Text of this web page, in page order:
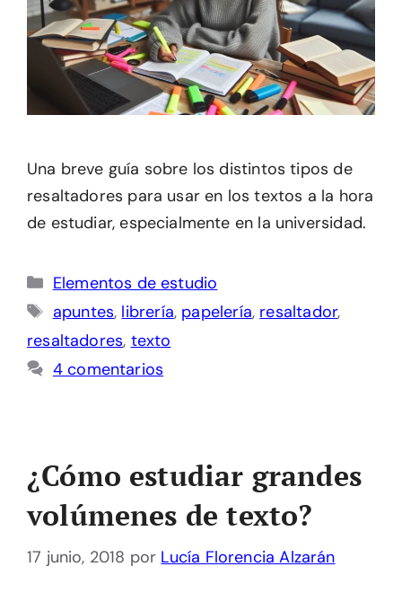
Una breve guía sobre los distintos tipos de
resaltadores para usar en los textos a la hora
de estudiar, especialmente en la universidad.
Categorías
Elementos de estudio
Etiquetas
apuntes, librería, papelería, resaltador,
resaltadores, texto
4 comentarios
¿Cómo estudiar grandes
volúmenes de texto?
17 junio, 2018 por Lucía Florencia Alzarán